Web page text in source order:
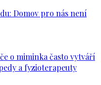
Domov pro nás není
o miminka často vytváří
a fyzioterapeuty